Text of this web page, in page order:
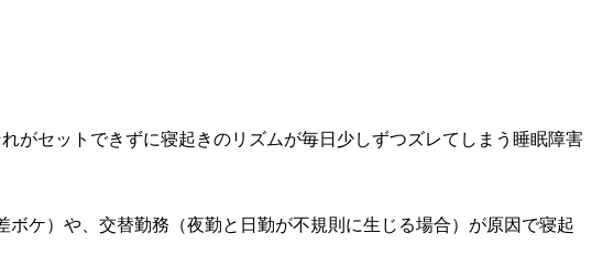
がセットできずに寝起きのリズムが毎日少しずつズレてしまう睡眠障害
ケ）や、交替勤務（夜勤と日勤が不規則に生じる場合）が原因で寝起